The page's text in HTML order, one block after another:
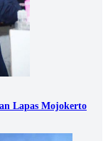
Lapas Mojokerto